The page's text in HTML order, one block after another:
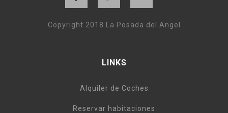
Copyright 2018 La Posada del Angel
LINKS
Alquiler de Coches
Reservar habitaciones